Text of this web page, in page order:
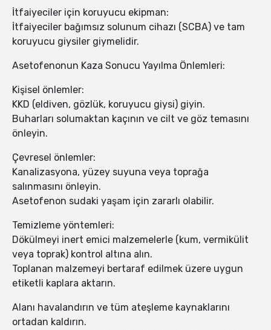
İtfaiyeciler için koruyucu ekipman:
İtfaiyeciler bağımsız solunum cihazı (SCBA) ve tam
koruyucu giysiler giymelidir.
Asetofenonun Kaza Sonucu Yayılma Önlemleri:
Kişisel önlemler:
KKD (eldiven, gözlük, koruyucu giysi) giyin.
Buharları solumaktan kaçının ve cilt ve göz temasını
önleyin.
Çevresel önlemler:
Kanalizasyona, yüzey suyuna veya toprağa
salınmasını önleyin.
Asetofenon sudaki yaşam için zararlı olabilir.
Temizleme yöntemleri:
Dökülmeyi inert emici malzemelerle (kum, vermikülit
veya toprak) kontrol altına alın.
Toplanan malzemeyi bertaraf edilmek üzere uygun
etiketli kaplara aktarın.
Alanı havalandırın ve tüm ateşleme kaynaklarını
ortadan kaldırın.